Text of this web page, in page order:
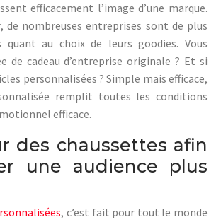
efficacement l’image d’une marque.
de nombreuses entreprises sont de plus
quant au choix de leurs goodies. Vous
de cadeau d’entreprise originale ? Et si
personnalisées ? Simple mais efficace,
remplit toutes les conditions
efficace.
des chaussettes afin
une audience plus
, c’est fait pour tout le monde